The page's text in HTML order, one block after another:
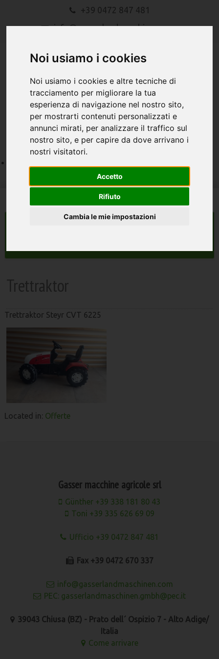
Noi usiamo i cookies
Noi usiamo i cookies e altre tecniche di
tracciamento per migliorare la tua
esperienza di navigazione nel nostro sito,
per mostrarti contenuti personalizzati e
annunci mirati, per analizzare il traffico sul
nostro sito, e per capire da dove arrivano i
nostri visitatori.
Accetto
Rifiuto
Cambia le mie impostazioni
+39 0472 847 481
info@gasserlandmaschinen.com
MENU
Trettraktor
Trettraktor Steyr CVT 6225
Located in: Offerte
Gasser macchine agricole srl
Günther +39 338 181 80 43
Toni +39 335 626 69 09
Ufficio +39 0472 847 481
Fax +39 0472 670 337
info@gasserlandmaschinen.com
PEC: gasserlandmaschinen.gmbh@pec.it
39043 Chiusa (BZ) - Prato dell´ Ospizio 7 - Alto Adige/
Italia
Come arrivare